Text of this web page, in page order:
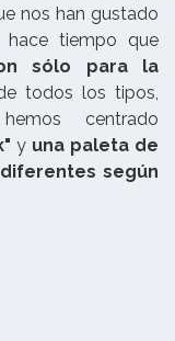
nos han gustado
hace tiempo que
sólo para la
todos los tipos,
centrado
y una paleta de
según